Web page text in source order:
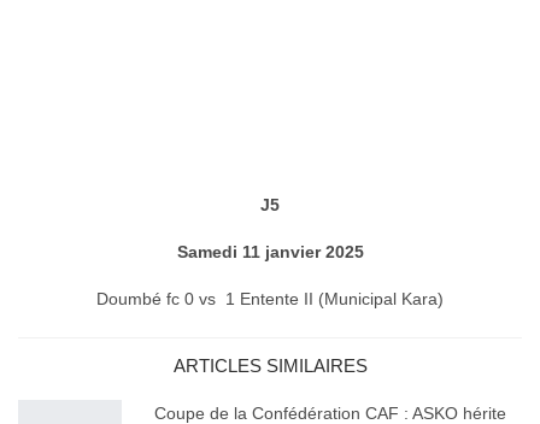
J5
Samedi 11 janvier 2025
Doumbé fc 0 vs 1 Entente II (Municipal Kara)
ARTICLES SIMILAIRES
Coupe de la Confédération CAF : ASKO hérite